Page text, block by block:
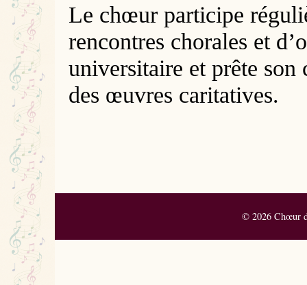
Le chœur participe
rencontres chorales et
universitaire et prête son
des œuvres caritatives.
© 2026 Chœur